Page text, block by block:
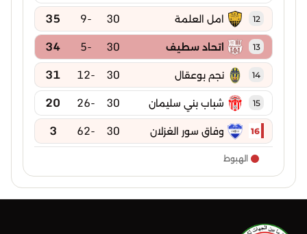
12 امل العلمة 30
-9
35
13 اتحاد سطيف 30
-5
34
14 نجم بوعقال 30
-12
31
15 شباب بني سليمان 30
-26
20
16 وفاق سور الغزلان 30
-62
3
الهبوط